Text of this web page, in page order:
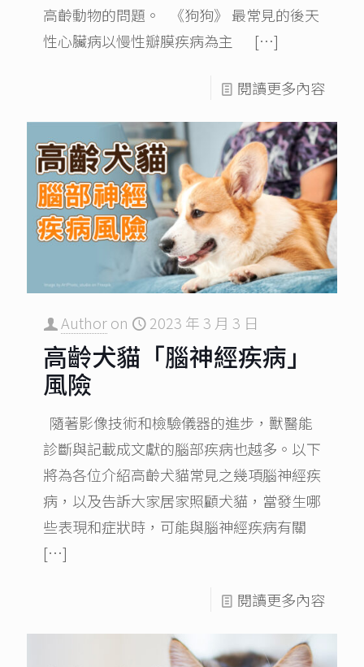
高齡動物的問題。 《狗狗》 最常見的後天
性心臟病以慢性瓣膜疾病為主
[…]
閱讀更多內容
Authoron 2023 年 3 月 3 日
高齡犬貓「腦神經疾病」
風險
隨著影像技術和檢驗儀器的進步，獸醫能
診斷與記載成文獻的腦部疾病也越多。以下
將為各位介紹高齡犬貓常見之幾項腦神經疾
病，以及告訴大家居家照顧犬貓，當發生哪
些表現和症狀時，可能與腦神經疾病有關
[…]
閱讀更多內容